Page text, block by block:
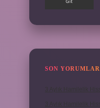
SON YORUMLAR